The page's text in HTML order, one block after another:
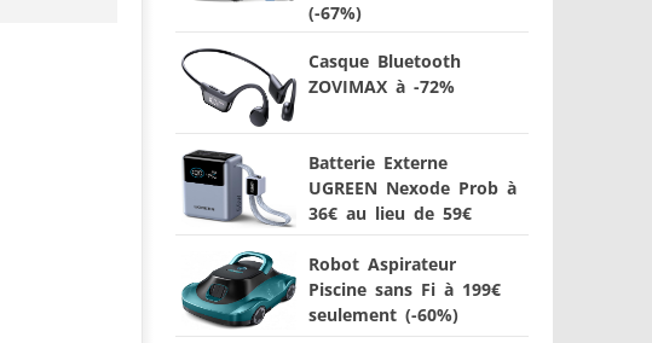
(-67%)
Casque Bluetooth
ZOVIMAX à -72%
Batterie Externe
UGREEN Nexode Prob à
36€ au lieu de 59€
Robot Aspirateur
Piscine sans Fi à 199€
seulement (-60%)